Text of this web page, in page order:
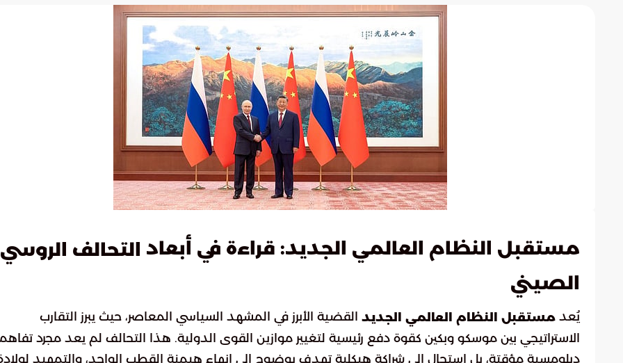
مستقبل النظام العالمي الجديد: قراءة في أبعاد التحالف الروسي
الصيني
يُعد مستقبل النظام العالمي الجديد القضية الأبرز في المشهد السياسي المعاصر، حيث يبرز التقارب
الاستراتيجي بين موسكو وبكين كقوة دفع رئيسية لتغيير موازين القوى الدولية. هذا التحالف لم يعد مجرد
دبلومسية مؤقتة، بل استحال إلى شراكة هيكلية تهدف بوضوح إلى إنهاء هيمنة القطب الواحد، والتمهيد